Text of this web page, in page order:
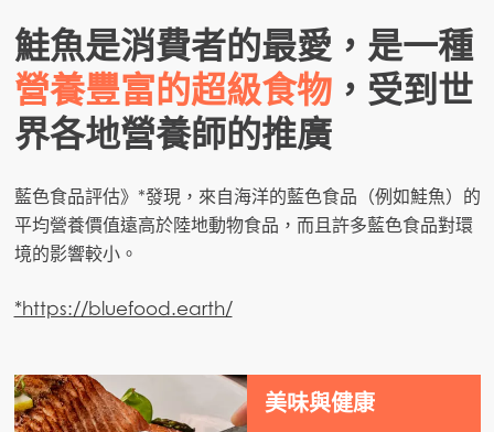
食品安全
鮭魚是消費者的最愛，是一種
營養豐富的超級食物，受到世
界各地營養師的推廣
藍色食品評估》*發現，來自海洋的藍色食品（例如鮭魚）的
平均營養價值遠高於陸地動物食品，而且許多藍色食品對環
境的影響較小。
*https://bluefood.earth/
美味與健康